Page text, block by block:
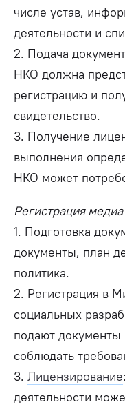
числе устав,
деятельности и
2. Подача
НКО должна
регистрацию и
свидетельство.
3. Получение
выполнения
НКО может
Регистрация
1. Подготовка
документы, план
политика.
2. Регистрация в
социальных
подают
соблюдать
3. Лицензирование
деятельности